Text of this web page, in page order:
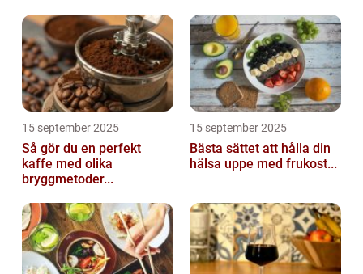
15 september 2025
Så gör du en perfekt
kaffe med olika
bryggmetoder...
15 september 2025
Bästa sättet att hålla din
hälsa uppe med frukost...